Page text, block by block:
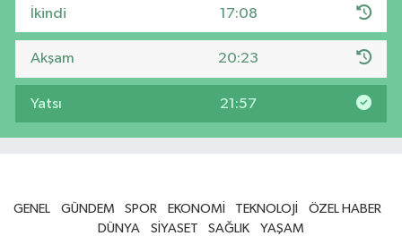
İkindi 17:08
Akşam 20:23
Yatsı 21:57
GENEL GÜNDEM SPOR EKONOMİ TEKNOLOJİ
ÖZEL HABER
DÜNYA
SİYASET SAĞLIK YAŞAM